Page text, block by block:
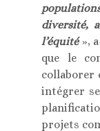
diversité,
l’équité»,
que le
collaborer
intégrer
projets